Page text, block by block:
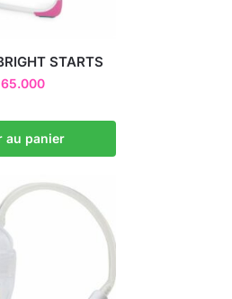
STARTS
65.000
au panier